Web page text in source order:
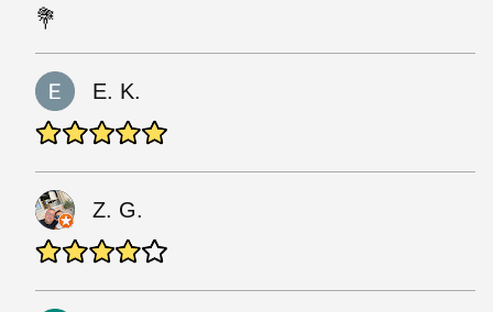
💐
E. K.
Z. G.